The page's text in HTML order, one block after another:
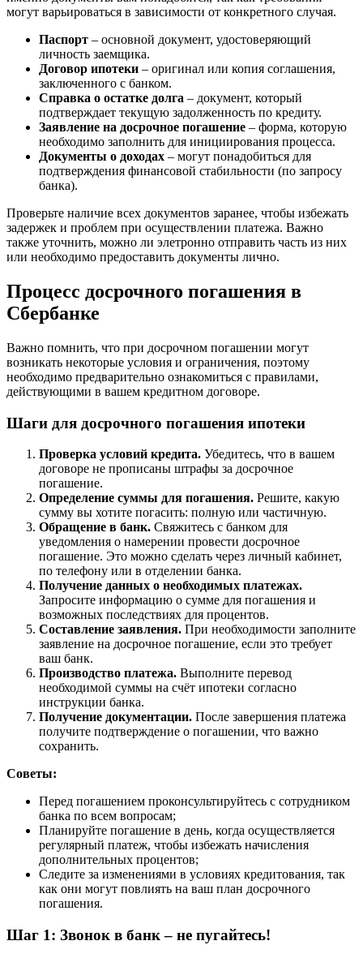
могут варьироваться в зависимости от конкретного случая.
Паспорт – основной документ, удостоверяющий
личность заемщика.
Договор ипотеки – оригинал или копия соглашения,
заключенного с банком.
Справка о остатке долга – документ, который
подтверждает текущую задолженность по кредиту.
Заявление на досрочное погашение – форма, которую
необходимо заполнить для инициирования процесса.
Документы о доходах – могут понадобиться для
подтверждения финансовой стабильности (по запросу
банка).
Проверьте наличие всех документов заранее, чтобы избежать
задержек и проблем при осуществлении платежа. Важно
также уточнить, можно ли элетронно отправить часть из них
или необходимо предоставить документы лично.
Процесс досрочного погашения в
Сбербанке
Важно помнить, что при досрочном погашении могут
возникать некоторые условия и ограничения, поэтому
необходимо предварительно ознакомиться с правилами,
действующими в вашем кредитном договоре.
Шаги для досрочного погашения ипотеки
Проверка условий кредита. Убедитесь, что в вашем
договоре не прописаны штрафы за досрочное
погашение.
Определение суммы для погашения. Решите, какую
сумму вы хотите погасить: полную или частичную.
Обращение в банк. Свяжитесь с банком для
уведомления о намерении провести досрочное
погашение. Это можно сделать через личный кабинет,
по телефону или в отделении банка.
Получение данных о необходимых платежах.
Запросите информацию о сумме для погашения и
возможных последствиях для процентов.
Составление заявления. При необходимости заполните
заявление на досрочное погашение, если это требует
ваш банк.
Производство платежа. Выполните перевод
необходимой суммы на счёт ипотеки согласно
инструкции банка.
Получение документации. После завершения платежа
получите подтверждение о погашении, что важно
сохранить.
Советы:
Перед погашением проконсультируйтесь с сотрудником
банка по всем вопросам;
Планируйте погашение в день, когда осуществляется
регулярный платеж, чтобы избежать начисления
дополнительных процентов;
Следите за изменениями в условиях кредитования, так
как они могут повлиять на ваш план досрочного
погашения.
Шаг 1: Звонок в банк – не пугайтесь!